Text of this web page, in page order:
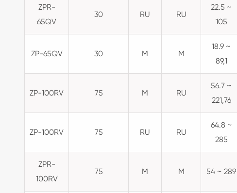
ZPR-
65QV
30 RU RU
22.5 ~
105
ZP-65QV 30 M M
18.9 ~
89,1
ZP-100RV 75 M RU
56.7 ~
221,76
ZP-100RV 75 RU RU
64.8 ~
285
ZPR-
100RV
75 M M 54 ~ 289